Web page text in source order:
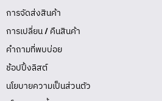
การจัดส่งสินค้า
การเปลี่ยน / คืนสินค้า
คำถามที่พบบ่อย
ช้อปปิ้งลิสต์
นโยบายความเป็นส่วนตัว